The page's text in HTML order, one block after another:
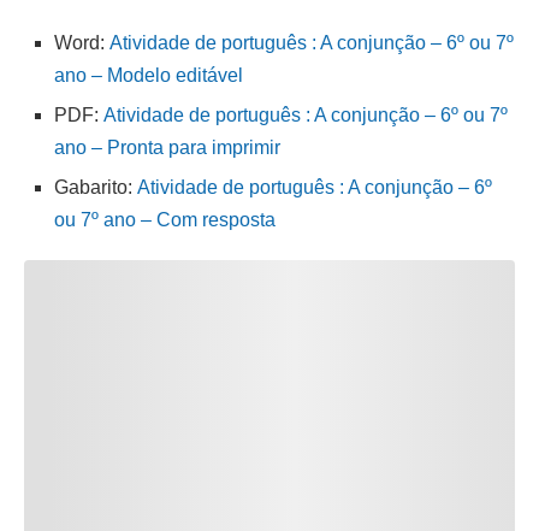
Word: Atividade de português : A conjunção – 6º ou 7º
ano – Modelo editável
PDF: Atividade de português : A conjunção – 6º ou 7º
ano – Pronta para imprimir
Gabarito: Atividade de português : A conjunção – 6º
ou 7º ano – Com resposta